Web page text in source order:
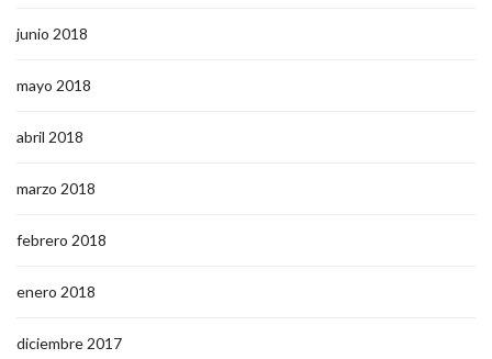
junio 2018
mayo 2018
abril 2018
marzo 2018
febrero 2018
enero 2018
diciembre 2017